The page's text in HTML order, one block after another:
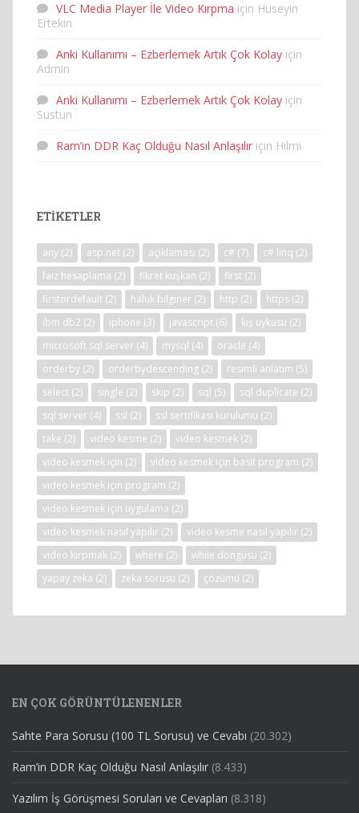
VLC Media Player İle Video Kırpma için Huseyin
Ertekin
Anki Kullanımı – Ezberlemek Artık Çok Kolay için
Admin
Anki Kullanımı – Ezberlemek Artık Çok Kolay için
Sustun
Ram’in DDR Kaç Olduğu Nasıl Anlaşılır için Hilmi
ETIKETLER
any (2) asp.net (2) açıklaması (2) c# (7) c# linq (2)
faiz hesaplama (2) fikret kuşkan (2) first (2)
firstordefault (2) haluk bilginer (2) http (2) https (2)
ibm db2 (2) iphone (3) javascript (6) kış uykusu (2)
microsoft sql server (4) mysql (4) oracle (4)
orderby (2) orderbydescending (2) resimli anlatım (5)
select (2) single (2) skip (2) sql (5) sql duplicate (2)
sql server (4) ssl (2) ssl sertifikası kurulumu (2)
take (2) video kesme (2) video kesmek (2)
video kesmek için (2) video kesmek için basit program (2)
video kesmek için program (2)
video kesmek için uygulama (2)
video kesmek nasıl yapılır (2) video kesme nasıl yapılır (2)
video kırpmak (2) where (2) while döngüsü (2)
yapay zeka (2) zeka sorusu (2) çözümü (2)
EN ÇOK GÖRÜNTÜLENENLER
Sahte Para Sorusu (100 TL Sorusu) ve Cevabı (20.302)
Ram’in DDR Kaç Olduğu Nasıl Anlaşılır (8.433)
Yazılım İş Görüşmesi Soruları ve Cevapları (8.318)